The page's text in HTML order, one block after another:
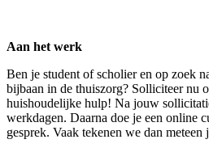
Aan het werk
Ben je student of scholier en op zoek
bijbaan in de thuiszorg? Solliciteer nu
huishoudelijke hulp! Na jouw
werkdagen. Daarna doe je een online
gesprek. Vaak tekenen we dan meteen